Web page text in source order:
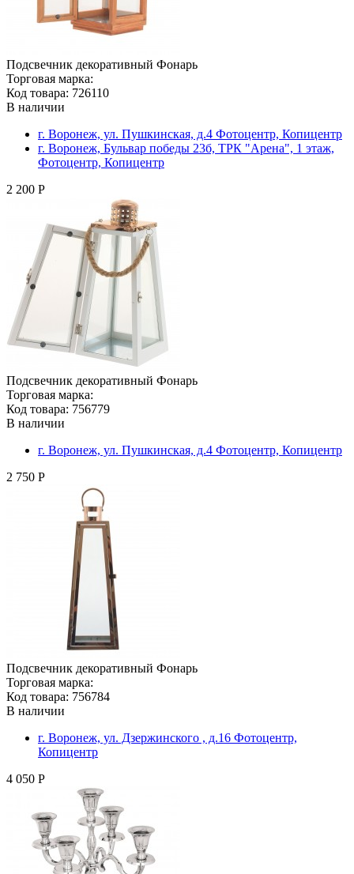
Подсвечник декоративный Фонарь
Торговая марка:
Код товара: 726110
В наличии
г. Воронеж, ул. Пушкинская, д.4 Фотоцентр, Копицентр
г. Воронеж, Бульвар победы 23б, ТРК "Арена", 1 этаж,
Фотоцентр, Копицентр
2 200 Р
Подсвечник декоративный Фонарь
Торговая марка:
Код товара: 756779
В наличии
г. Воронеж, ул. Пушкинская, д.4 Фотоцентр, Копицентр
2 750 Р
Подсвечник декоративный Фонарь
Торговая марка:
Код товара: 756784
В наличии
г. Воронеж, ул. Дзержинского , д.16 Фотоцентр,
Копицентр
4 050 Р